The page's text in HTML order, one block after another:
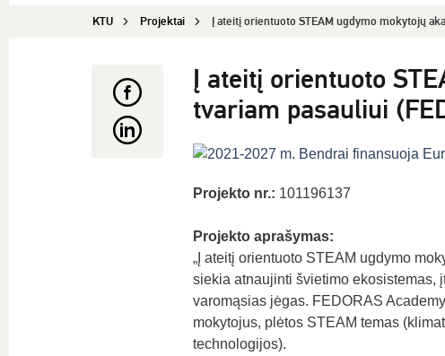
k
KTU Projektai Į ateitį orientuoto STEAM ugdymo mokytojų
Į ateitį orientuoto
tvariam pasauliui
Projekto nr.: 101196137
Projekto aprašymas:
„Į ateitį orientuoto STEAM ugdymo
siekia atnaujinti švietimo ekosistemas,
varomąsias jėgas. FEDORAS
mokytojus, plėtos STEAM temas
technologijos).